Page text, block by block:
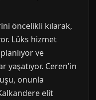
öncelikli kılarak,
Lüks hizmet
ve
yaşatıyor. Ceren'in
onunla
elit